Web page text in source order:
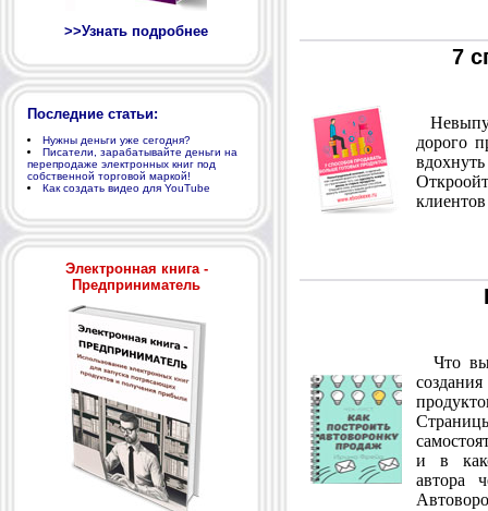
>>Узнать подробнее
Последние статьи:
Нужны деньги уже сегодня?
Писатели, зарабатывайте деньги на
перепродаже электронных книг под
собственной торговой маркой!
Как создать видео для YouTube
Электронная книга -
Предприниматель
7
дорого
Что вы
и в
автора